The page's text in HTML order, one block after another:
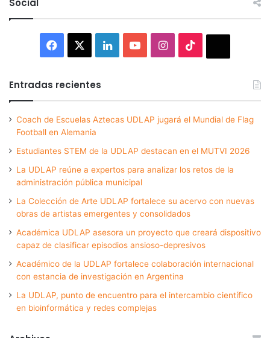
Social
Facebook LinkedInYouTubeInstagram
Entradas recientes
Coach de Escuelas Aztecas UDLAP jugará el Mundial de Flag
Football en Alemania
Estudiantes STEM de la UDLAP destacan en el MUTVI 2026
La UDLAP reúne a expertos para analizar los retos de la
administración pública municipal
La Colección de Arte UDLAP fortalece su acervo con nuevas
obras de artistas emergentes y consolidados
Académica UDLAP asesora un proyecto que creará dispositivo
capaz de clasificar episodios ansioso-depresivos
Académico de la UDLAP fortalece colaboración internacional
con estancia de investigación en Argentina
La UDLAP, punto de encuentro para el intercambio científico
en bioinformática y redes complejas